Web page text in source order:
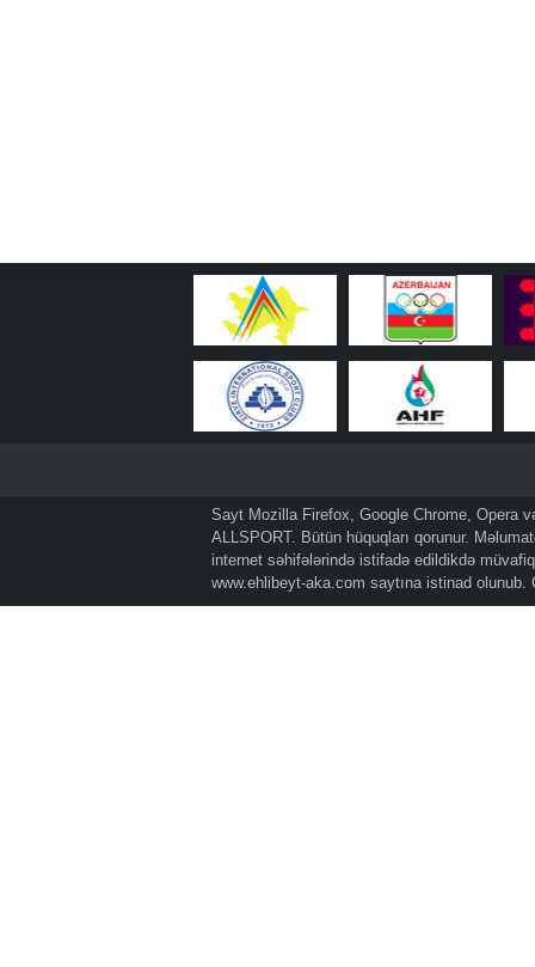
Sayt Mozilla Firefox, Google Chrome, Opera
ALLSPORT. Bütün hüquqları qorunur.
internet səhifələrində istifadə edildikdə
www.ehlibeyt-aka.com saytına istinad olunub.